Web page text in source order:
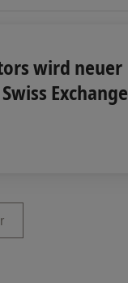
wird neuer
Exchange